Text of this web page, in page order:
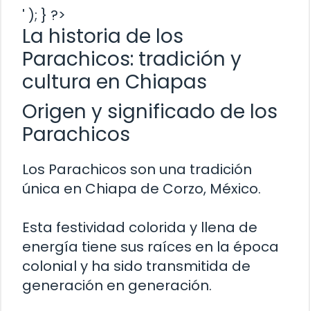
' ); } ?>
La historia de los
Parachicos: tradición y
cultura en Chiapas
Origen y significado de los
Parachicos
Los Parachicos son una tradición
única en Chiapa de Corzo, México.
Esta festividad colorida y llena de
energía tiene sus raíces en la época
colonial y ha sido transmitida de
generación en generación.